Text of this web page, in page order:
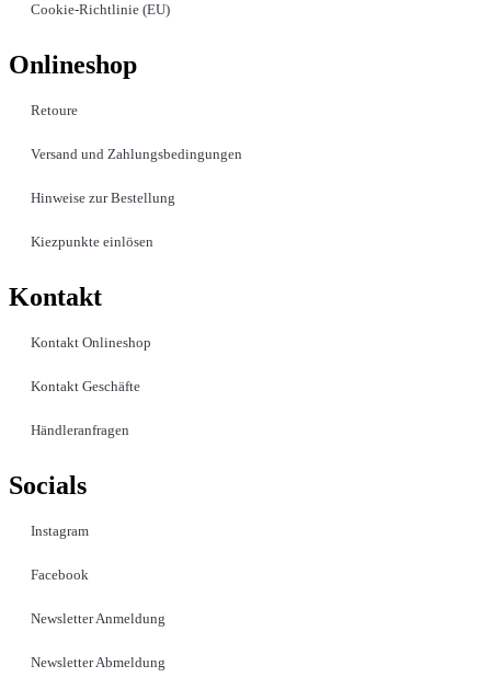
Cookie-Richtlinie (EU)
Onlineshop
Retoure
Versand und Zahlungsbedingungen
Hinweise zur Bestellung
Kiezpunkte einlösen
Kontakt​
Kontakt Onlineshop
Kontakt Geschäfte
Händleranfragen
Socials
Instagram
Facebook
Newsletter Anmeldung
Newsletter Abmeldung